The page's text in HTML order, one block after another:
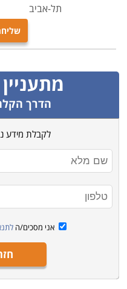
תל-אביב
הדרך
לקבלת מידע
אני מסכים/ה